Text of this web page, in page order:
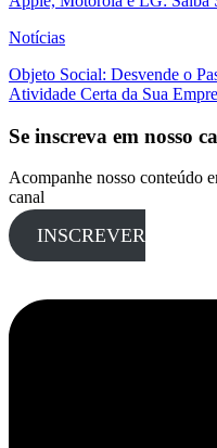
Notícias
Objeto Social: Desvende o
Atividade Certa da Sua
Se inscreva em nosso
Acompanhe nosso conteúdo
canal
INSCREVER